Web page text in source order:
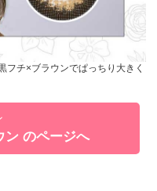
フチ×ブラウンでぱっちり大きく
ン のページへ